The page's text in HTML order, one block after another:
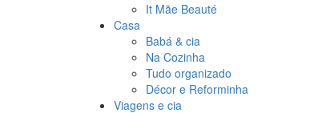
It Mãe Beauté
Casa
Babá & cia
Na Cozinha
Tudo organizado
Décor e Reforminha
Viagens e cia